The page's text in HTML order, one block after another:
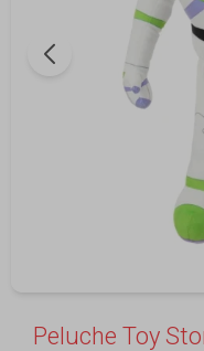
Peluche Toy